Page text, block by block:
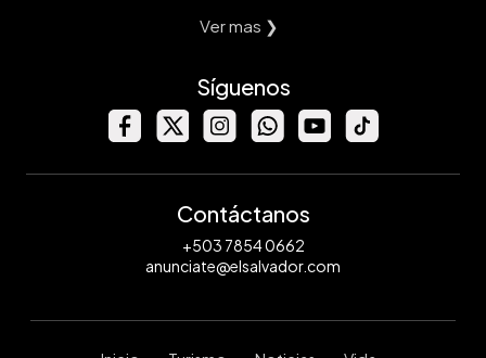
Ver mas ❯
Síguenos
Contáctanos
+503 7854 0662
anunciate@elsalvador.com